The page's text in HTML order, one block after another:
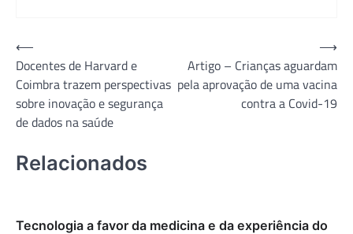
Navegação
de
Post
⟵
Docentes de Harvard e
Coimbra trazem perspectivas
sobre inovação e segurança
de dados na saúde
Artigo – Crianças aguardam
pela aprovação de uma vacina
contra a Covid-19
⟶
Relacionados
Tecnologia a favor da medicina e da experiência do